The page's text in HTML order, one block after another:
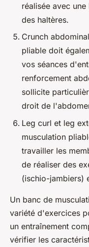
réalisée avec
des haltères.
Crunch
pliable doit
vos séances
renforcement
sollicite
droit de
Leg curl et leg
musculation
travailler les
de réaliser des
(ischio-jambiers)
Un banc de
variété d'exercices
un entraînement
vérifier les